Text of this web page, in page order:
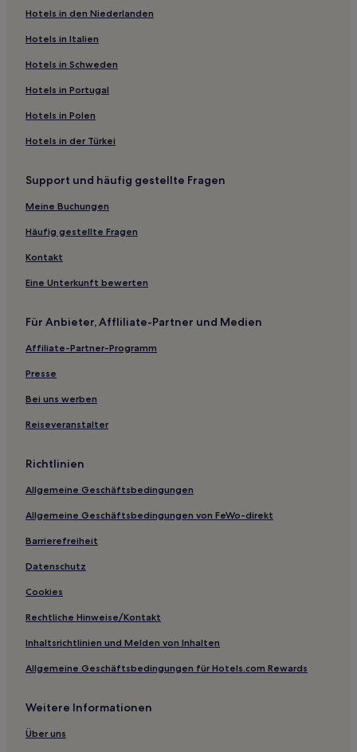
Gasthöfe in Petersfield
Ferienwohnungen in Surrey
Gasthäuser in Ventnor
B&B in Lewes
Gasthäuser in Guildford
Ferienwohnungen in Hove
Golf in Seaview
Hotels mit inbegriffenem Frühstück in Brighton
Haustierfreundliche in Brighton
Lgbtqia-Freundliche in Brighton
Familien in Brighton
Familien in Farnham
Haustierfreundliche in Farnham
Hotels mit Parkplatz in Portsmouth
Familien in Portsmouth
Hotels mit inbegriffenem Frühstück in Portsmouth
Familien in Chichester
Haustierfreundliche in Chichester
Familien in Horley
Günstige in Peacehaven
Günstige in Kemptown
Familien in Crawley
Haustierfreundliche in Isle of Wight
Hotels mit Küchenzeile in Isle of Wight
Hotels mit Pool in Littlehampton
Familien nahe West Street
Hotels in den Niederlanden
Hotels in Italien
Hotels in Schweden
Hotels in Portugal
Hotels in Polen
Hotels in der Türkei
Support und häufig gestellte Fragen
Meine Buchungen
Häufig gestellte Fragen
Kontakt
Eine Unterkunft bewerten
Für Anbieter, Affliliate-Partner und Medien
Affiliate-Partner-Programm
Presse
Bei uns werben
Reiseveranstalter
Richtlinien
Allgemeine Geschäftsbedingungen
Allgemeine Geschäftsbedingungen von FeWo-direkt
Barrierefreiheit
Datenschutz
Cookies
Rechtliche Hinweise/Kontakt
Inhaltsrichtlinien und Melden von Inhalten
Allgemeine Geschäftsbedingungen für Hotels.com Rewards
Weitere Informationen
Über uns